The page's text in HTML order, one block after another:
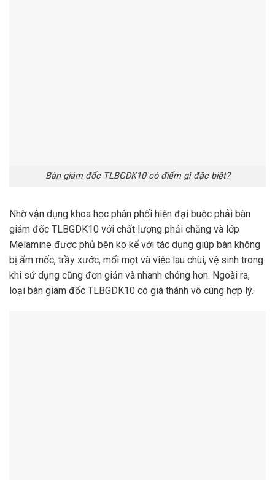
Bàn giám đốc TLBGDK10 có điểm gì đặc biệt?
Nhờ vận dụng khoa học phân phối hiện đại buộc phải bàn
giám đốc TLBGDK10 với chất lượng phải chăng và lớp
Melamine được phủ bên ko kể với tác dụng giúp bàn không
bị ẩm mốc, trầy xước, mối mọt và việc lau chùi, vệ sinh trong
khi sử dụng cũng đơn giản và nhanh chóng hơn. Ngoài ra,
loại bàn giám đốc TLBGDK10 có giá thành vô cùng hợp lý.